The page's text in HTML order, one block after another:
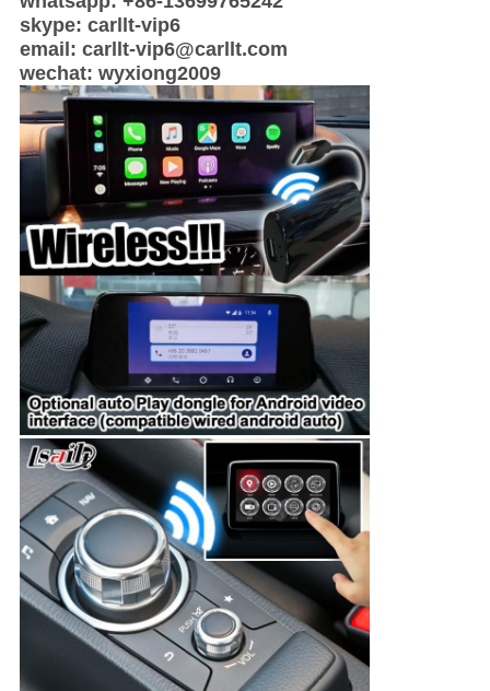
skype: carllt-vip6
email: carllt-vip6@carllt.com
wechat: wyxiong2009